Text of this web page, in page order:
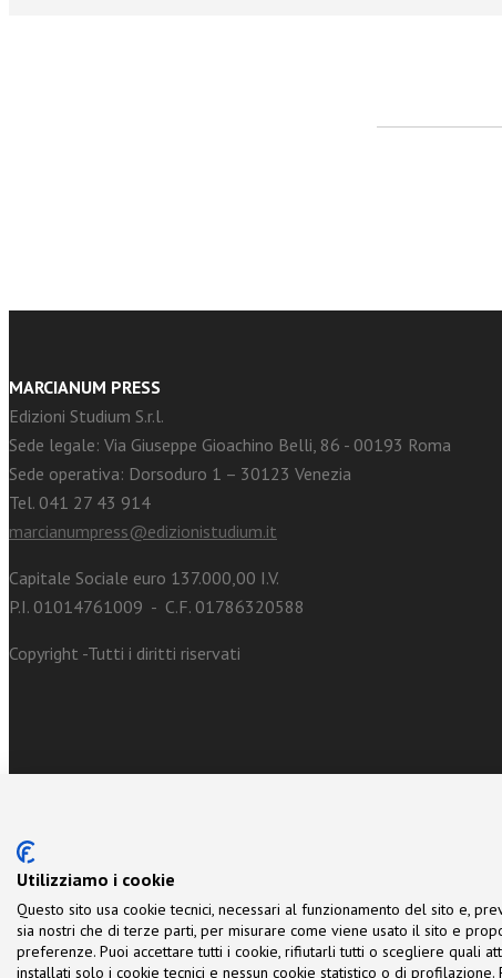
MARCIANUM PRESS
Edizioni Studium S.r.l.
Sede legale: Via Giuseppe Gioachino Belli, 86 - 00193 Roma
Sede operativa: Dorsoduro 1 – 30123 Venezia
Tel. 041 27 43 914
marcianumpress@edizionistudium.it
Capitale Sociale euro 137.000,00 I.V.
P.I. 01014761009 - C.F. 01786320588
Copyright -Tutti i diritti riservati
Utilizziamo i cookie
Questo sito usa cookie tecnici, necessari al funzionamento del sito e,
sia nostri che di terze parti, per misurare come viene usato il sito e
preferenze. Puoi accettare tutti i cookie, rifiutarli tutti o scegliere quali
installati solo i cookie tecnici e nessun cookie statistico o di